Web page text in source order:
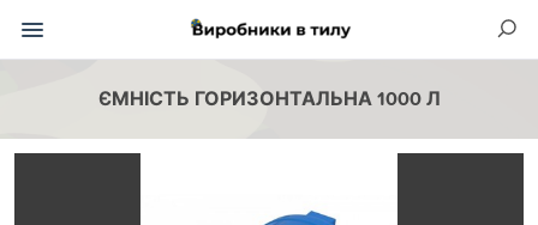
ЄМНІСТЬ ГОРИЗОНТАЛЬНА 1000 Л